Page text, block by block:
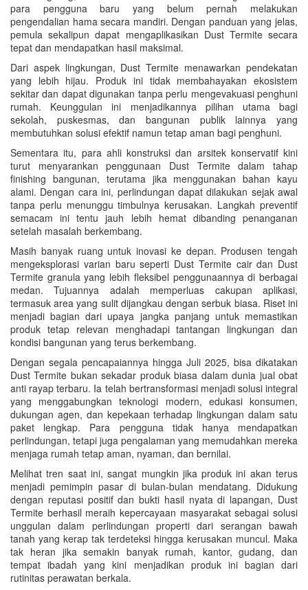
para pengguna baru yang belum pernah melakukan
pengendalian hama secara mandiri. Dengan panduan yang jelas,
pemula sekalipun dapat mengaplikasikan Dust Termite secara
tepat dan mendapatkan hasil maksimal.
Dari aspek lingkungan, Dust Termite menawarkan pendekatan
yang lebih hijau. Produk ini tidak membahayakan ekosistem
sekitar dan dapat digunakan tanpa perlu mengevakuasi penghuni
rumah. Keunggulan ini menjadikannya pilihan utama bagi
sekolah, puskesmas, dan bangunan publik lainnya yang
membutuhkan solusi efektif namun tetap aman bagi penghuni.
Sementara itu, para ahli konstruksi dan arsitek konservatif kini
turut menyarankan penggunaan Dust Termite dalam tahap
finishing bangunan, terutama jika menggunakan bahan kayu
alami. Dengan cara ini, perlindungan dapat dilakukan sejak awal
tanpa perlu menunggu timbulnya kerusakan. Langkah preventif
semacam ini tentu jauh lebih hemat dibanding penanganan
setelah masalah berkembang.
Masih banyak ruang untuk inovasi ke depan. Produsen tengah
mengeksplorasi varian baru seperti Dust Termite cair dan Dust
Termite granula yang lebih fleksibel penggunaannya di berbagai
medan. Tujuannya adalah memperluas cakupan aplikasi,
termasuk area yang sulit dijangkau dengan serbuk biasa. Riset ini
menjadi bagian dari upaya jangka panjang untuk memastikan
produk tetap relevan menghadapi tantangan lingkungan dan
kondisi bangunan yang terus berkembang.
Dengan segala pencapaiannya hingga Juli 2025, bisa dikatakan
Dust Termite bukan sekadar produk biasa dalam dunia jual obat
anti rayap terbaru. Ia telah bertransformasi menjadi solusi integral
yang menggabungkan teknologi modern, edukasi konsumen,
dukungan agen, dan kepekaan terhadap lingkungan dalam satu
paket lengkap. Para pengguna tidak hanya mendapatkan
perlindungan, tetapi juga pengalaman yang memudahkan mereka
menjaga rumah tetap aman, nyaman, dan bernilai.
Melihat tren saat ini, sangat mungkin jika produk ini akan terus
menjadi pemimpin pasar di bulan-bulan mendatang. Didukung
dengan reputasi positif dan bukti hasil nyata di lapangan, Dust
Termite berhasil meraih kepercayaan masyarakat sebagai solusi
unggulan dalam perlindungan properti dari serangan bawah
tanah yang kerap tak terdeteksi hingga kerusakan muncul. Maka
tak heran jika semakin banyak rumah, kantor, gudang, dan
tempat ibadah yang kini menjadikan produk ini bagian dari
rutinitas perawatan berkala.